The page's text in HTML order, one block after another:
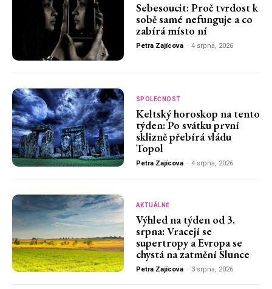
Sebesoucit: Proč tvrdost k
sobě samé nefunguje a co
zabírá místo ní
Petra Zajícova - 4 srpna, 2026
SPOLEČNOST
Keltský horoskop na tento
týden: Po svátku první
sklizně přebírá vládu
Topol
Petra Zajícova - 4 srpna, 2026
AKTUÁLNĚ
Výhled na týden od 3.
srpna: Vracejí se
supertropy a Evropa se
chystá na zatmění Slunce
Petra Zajícova - 3 srpna, 2026